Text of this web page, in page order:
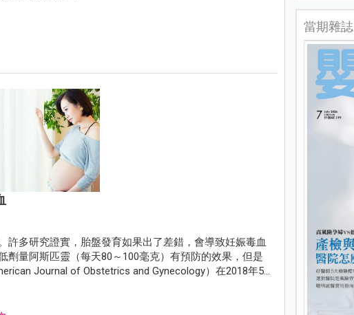
多研究證實，胎盤發育如果出了差錯，會導致妊娠毒血
量阿斯匹靈（每天80～100毫克）有預防的效果，但是
Journal of Obstetrics and Gynecology）在2018年5
低劑量的阿斯匹靈，的確可以預防胎盤早期剝離和產前出
當期雜誌